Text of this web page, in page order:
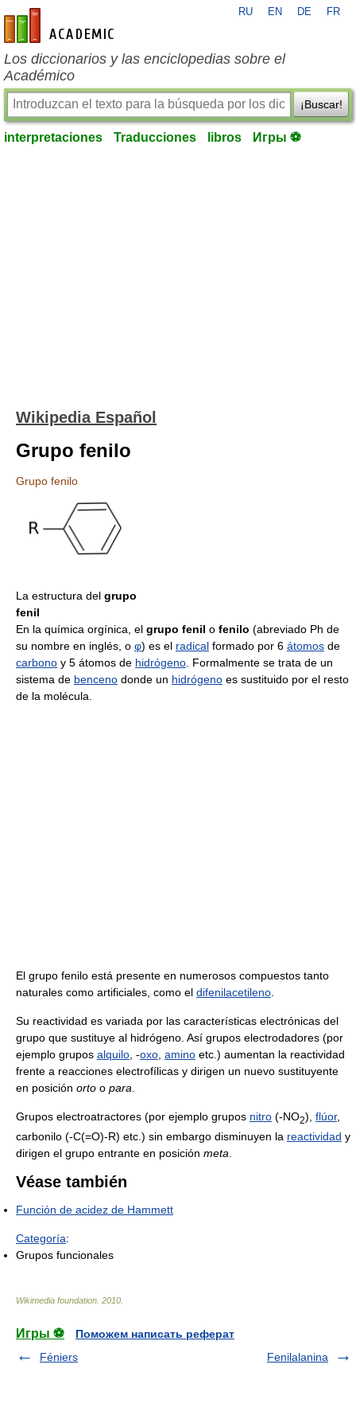
es-academic.com
RU EN DE FR
Los diccionarios y las enciclopedias sobre el
Académico
¡Buscar!
interpretaciones Traducciones libros Игры ⚽
Wikipedia Español
Grupo fenilo
Grupo fenilo
La estructura del grupo
fenil
En la química orgínica, el grupo fenil o fenilo (abreviado Ph de
su nombre en inglés, o φ) es el radical formado por 6 átomos de
carbono y 5 átomos de hidrógeno. Formalmente se trata de un
sistema de benceno donde un hidrógeno es sustituido por el resto
de la molécula.
El grupo fenilo está presente en numerosos compuestos tanto
naturales como artificiales, como el difenilacetileno.
Su reactividad es variada por las características electrónicas del
grupo que sustituye al hidrógeno. Así grupos electrodadores (por
ejemplo grupos alquilo, -oxo, amino etc.) aumentan la reactividad
frente a reacciones electrofílicas y dirigen un nuevo sustituyente
en posición orto o para.
Grupos electroatractores (por ejemplo grupos nitro (-NO2), flúor,
carbonilo (-C(=O)-R) etc.) sin embargo disminuyen la reactividad y
dirigen el grupo entrante en posición meta
Véase también
Función de acidez de Hammett
Categoría:
Grupos funcionales
Wikimedia foundation 2010
Игры ⚽
Поможем написать реферат
Féniers
Fenilalanina